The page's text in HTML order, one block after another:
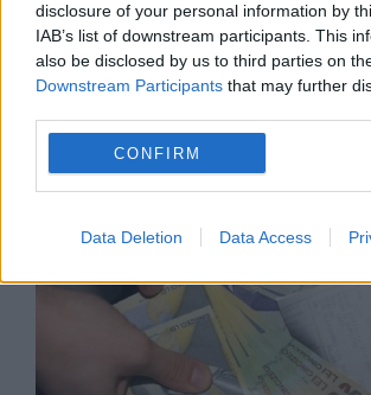
disclosure of your personal information by
IAB’s list of downstream participants. This
also be disclosed by us to third parties on
Downstream Participants that may further
CONFIRM
Data Deletion Data Access
POLITICA
PSD cere activarea
de urgență pentru energie
menținerea centralelor pe